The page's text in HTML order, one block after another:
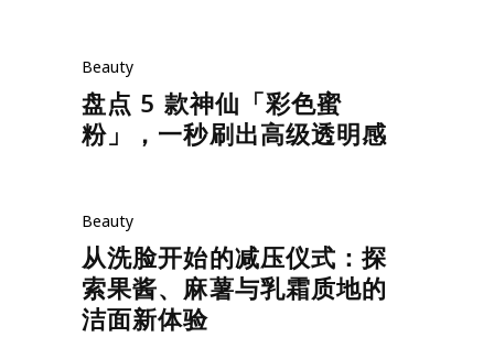
Beauty
盘点 5 款神仙「彩色蜜
粉」，一秒刷出高级透明感
Beauty
从洗脸开始的减压仪式：探
索果酱、麻薯与乳霜质地的
洁面新体验